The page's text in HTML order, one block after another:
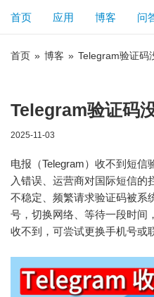
首页 应用 博客 问
首页 » 博客 » Telegram验证码
Telegram验证码
2025-11-03
电报（Telegram）收不到短
入错误、运营商对国际短信的
不稳定、频繁请求验证码被系
号，切换网络、等待一段时间
收不到，可尝试更换手机号或